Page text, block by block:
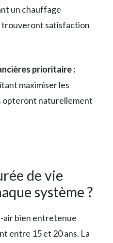
un chauffage
trouveront satisfaction
prioritaire :
maximiser les
opteront naturellement
de vie
système ?
air bien entretenue
entre 15 et 20 ans. La